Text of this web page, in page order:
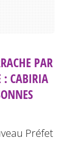
PAR
: CABIRIA
Préfet